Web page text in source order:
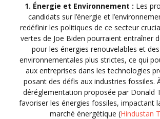
1. Énergie et Environnement : Les
candidats sur l’énergie et
redéfinir les politiques de ce secteur
vertes de Joe Biden pourraient entraîner
pour les énergies renouvelables et
environnementales plus strictes, ce qui
aux entreprises dans les technologies
posant des défis aux industries fossiles.
déréglementation proposée par Donald
favoriser les énergies fossiles, impactant
marché énergétique (Hindustan